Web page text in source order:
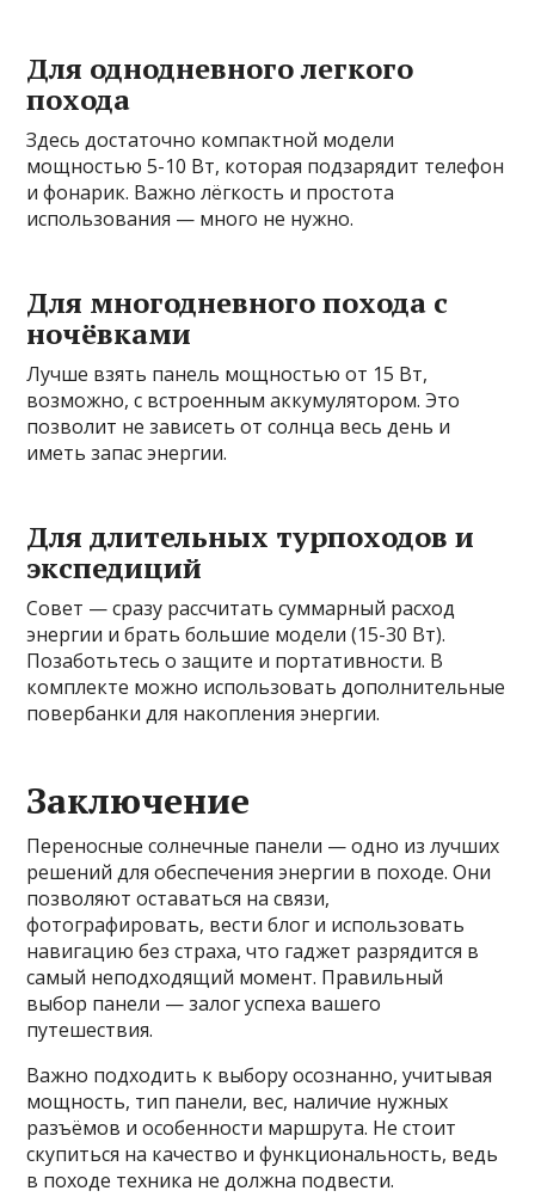
Для однодневного легкого
похода
Здесь достаточно компактной модели
мощностью 5-10 Вт, которая подзарядит телефон
и фонарик. Важно лёгкость и простота
использования — много не нужно.
Для многодневного похода с
ночёвками
Лучше взять панель мощностью от 15 Вт,
возможно, с встроенным аккумулятором. Это
позволит не зависеть от солнца весь день и
иметь запас энергии.
Для длительных турпоходов и
экспедиций
Совет — сразу рассчитать суммарный расход
энергии и брать большие модели (15-30 Вт).
Позаботьтесь о защите и портативности. В
комплекте можно использовать дополнительные
повербанки для накопления энергии.
Заключение
Переносные солнечные панели — одно из лучших
решений для обеспечения энергии в походе. Они
позволяют оставаться на связи,
фотографировать, вести блог и использовать
навигацию без страха, что гаджет разрядится в
самый неподходящий момент. Правильный
выбор панели — залог успеха вашего
путешествия.
Важно подходить к выбору осознанно, учитывая
мощность, тип панели, вес, наличие нужных
разъёмов и особенности маршрута. Не стоит
скупиться на качество и функциональность, ведь
в походе техника не должна подвести.